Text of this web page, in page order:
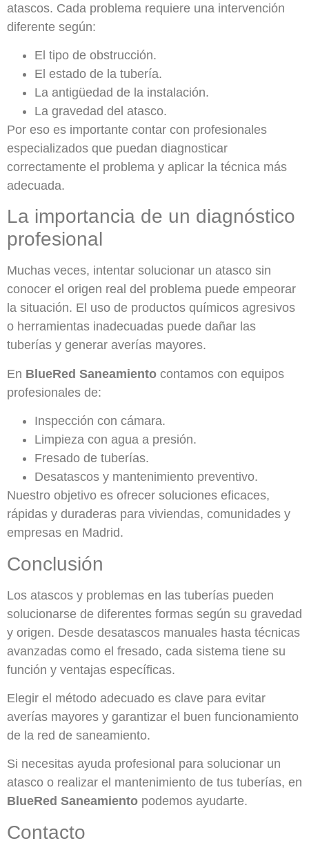
atascos. Cada problema requiere una intervención
diferente según:
El tipo de obstrucción.
El estado de la tubería.
La antigüedad de la instalación.
La gravedad del atasco.
Por eso es importante contar con profesionales
especializados que puedan diagnosticar
correctamente el problema y aplicar la técnica más
adecuada.
La importancia de un diagnóstico
profesional
Muchas veces, intentar solucionar un atasco sin
conocer el origen real del problema puede empeorar
la situación. El uso de productos químicos agresivos
o herramientas inadecuadas puede dañar las
tuberías y generar averías mayores.
En BlueRed Saneamiento contamos con equipos
profesionales de:
Inspección con cámara.
Limpieza con agua a presión.
Fresado de tuberías.
Desatascos y mantenimiento preventivo.
Nuestro objetivo es ofrecer soluciones eficaces,
rápidas y duraderas para viviendas, comunidades y
empresas en Madrid.
Conclusión
Los atascos y problemas en las tuberías pueden
solucionarse de diferentes formas según su gravedad
y origen. Desde desatascos manuales hasta técnicas
avanzadas como el fresado, cada sistema tiene su
función y ventajas específicas.
Elegir el método adecuado es clave para evitar
averías mayores y garantizar el buen funcionamiento
de la red de saneamiento.
Si necesitas ayuda profesional para solucionar un
atasco o realizar el mantenimiento de tus tuberías, en
BlueRed Saneamiento podemos ayudarte.
Contacto